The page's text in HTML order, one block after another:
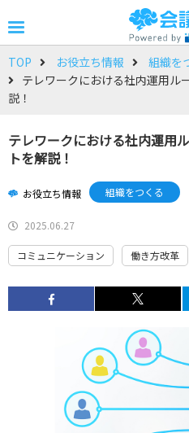
TOP お役立ち情報
組織を
テレワークにおける社内運用ル
説！
テレワークにおける社内運用
トを解説！
お役立ち情報 組織をつくる
2025.06.27
コミュニケーション 働き方改革